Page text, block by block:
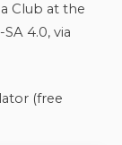
Club at the
4.0, via
(free